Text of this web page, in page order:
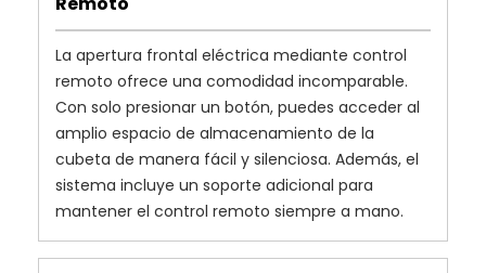
La apertura frontal eléctrica mediante control
remoto ofrece una comodidad incomparable.
Con solo presionar un botón, puedes acceder al
amplio espacio de almacenamiento de la
cubeta de manera fácil y silenciosa. Además, el
sistema incluye un soporte adicional para
mantener el control remoto siempre a mano.